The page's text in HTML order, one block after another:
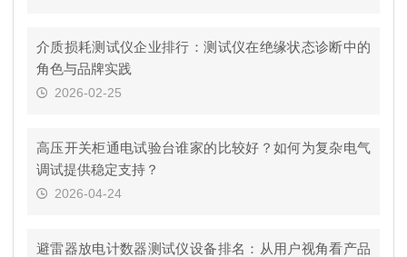
介质损耗测试仪企业排行：测试仪在绝缘状态诊断中的
角色与品牌实践
2026-02-25
高压开关柜通电试验台谁家的比较好？如何为复杂电气
调试提供稳定支持？
2026-04-24
避雷器放电计数器测试仪设备排名：从用户视角看产品